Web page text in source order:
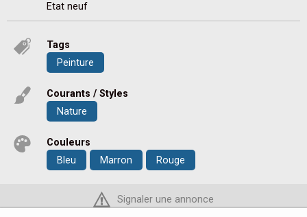
Etat neuf
Tags
Peinture
Courants / Styles
Nature
Couleurs
Bleu
Marron Rouge
Signaler une annonce